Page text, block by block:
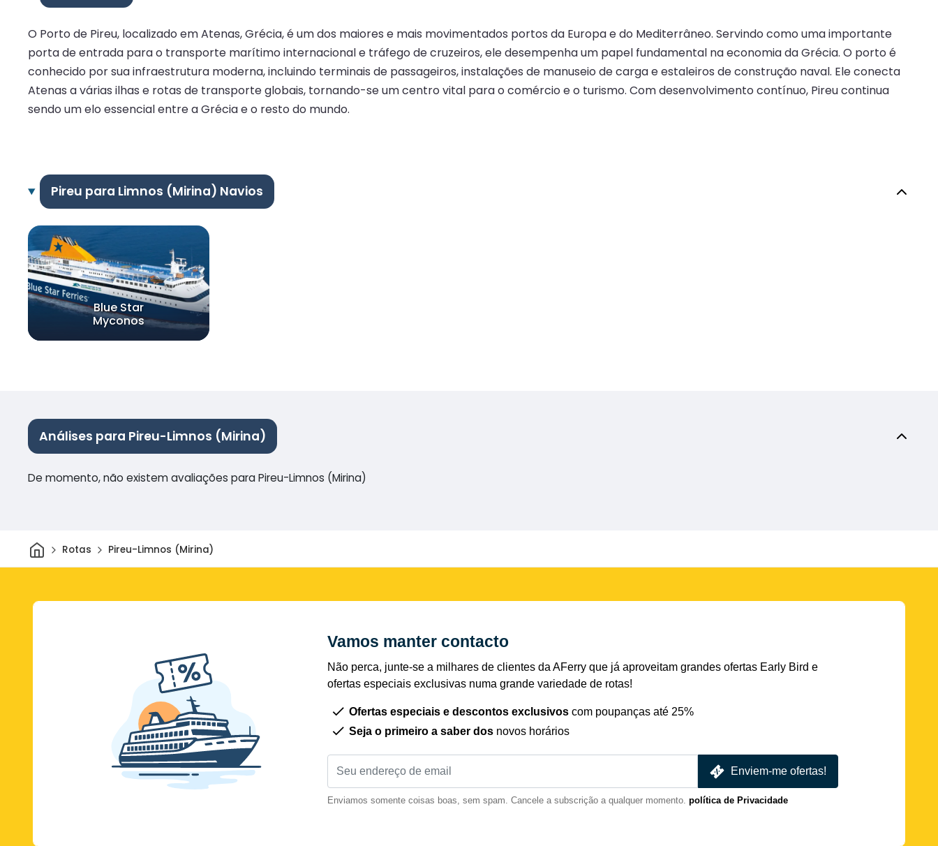
O Porto de Pireu, localizado em Atenas, Grécia, é um dos maiores e mais movimentados portos da Europa e do Mediterrâneo. Servindo como uma importante
porta de entrada para o transporte marítimo internacional e tráfego de cruzeiros, ele desempenha um papel fundamental na economia da Grécia. O porto é
conhecido por sua infraestrutura moderna, incluindo terminais de passageiros, instalações de manuseio de carga e estaleiros de construção naval. Ele conecta
Atenas a várias ilhas e rotas de transporte globais, tornando-se um centro vital para o comércio e o turismo. Com desenvolvimento contínuo, Pireu continua
sendo um elo essencial entre a Grécia e o resto do mundo.
Pireu para Limnos (Mirina) Navios
Blue Star
Myconos
Análises para Pireu-Limnos (Mirina)
De momento, não existem avaliações para Pireu-Limnos (Mirina)
CasaRotas Pireu-Limnos (Mirina)
Vamos manter contacto
Não perca, junte-se a milhares de clientes da AFerry que já aproveitam grandes ofertas Early Bird e
ofertas especiais exclusivas numa grande variedade de rotas!
Ofertas especiais e descontos exclusivos com poupanças até 25%
Seja o primeiro a saber dos novos horários
Enviem-me ofertas!
Enviamos somente coisas boas, sem spam. Cancele a subscrição a qualquer momento. política de Privacidade